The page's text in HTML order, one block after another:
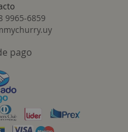
9965-6859
pago